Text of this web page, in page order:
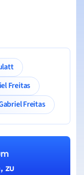
Freitas
Freitas
zu